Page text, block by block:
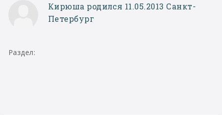
Кирюша родился 11.05.2013 Санкт-
Петербург
Раздел: